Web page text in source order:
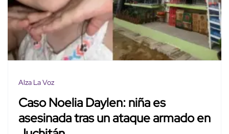
Alza La Voz
Caso Noelia Daylen: niña es
asesinada tras un ataque armado en